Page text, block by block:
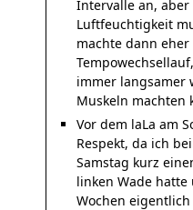
Intervalle an,
Luftfeuchtigkeit
machte dann
immer langsamer
Muskeln machten
Vor dem laLa am
Respekt, da ich
Samstag kurz
linken Wade
Wochen